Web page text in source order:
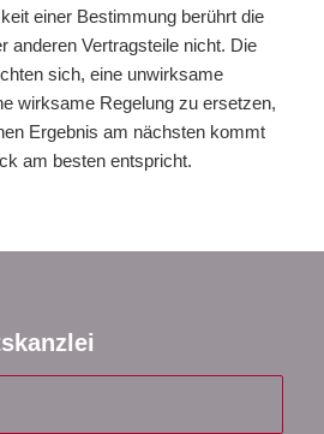
einer Bestimmung berührt die
anderen Vertragsteile nicht. Die
sich, eine unwirksame
wirksame Regelung zu ersetzen,
Ergebnis am nächsten kommt
am besten entspricht.